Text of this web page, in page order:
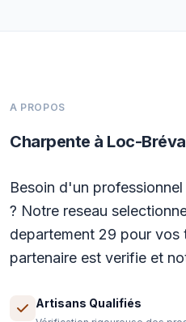
A PROPOS
Charpente à Loc-
Besoin d'un
? Notre reseau
departement 29 pour vos
partenaire est verifie et
Artisans Qualifiés